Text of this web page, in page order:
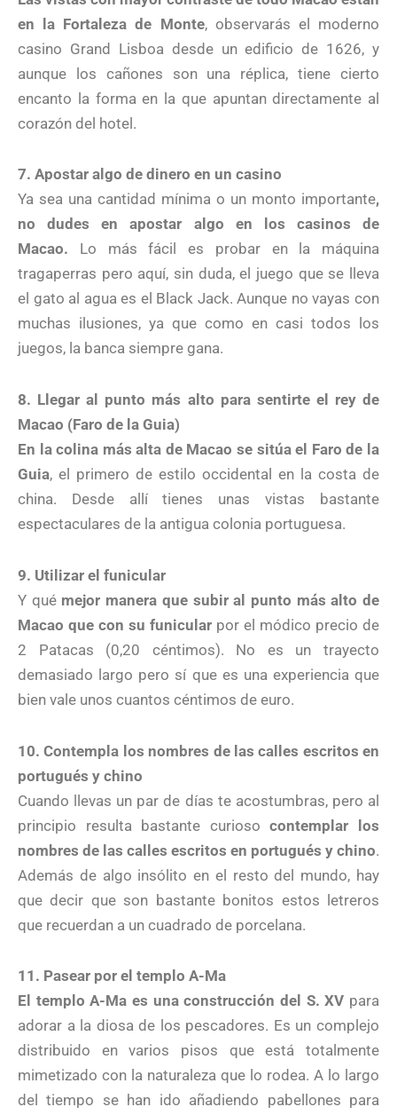
en la Fortaleza de Monte, observarás el moderno
casino Grand Lisboa desde un edificio de 1626, y
aunque los cañones son una réplica, tiene cierto
encanto la forma en la que apuntan directamente al
corazón del hotel.
7. Apostar algo de dinero en un casino
Ya sea una cantidad mínima o un monto importante,
no dudes en apostar algo en los casinos de
Macao. Lo más fácil es probar en la máquina
tragaperras pero aquí, sin duda, el juego que se lleva
el gato al agua es el Black Jack. Aunque no vayas con
muchas ilusiones, ya que como en casi todos los
juegos, la banca siempre gana.
8. Llegar al punto más alto para sentirte el rey de
Macao (Faro de la Guia)
En la colina más alta de Macao se sitúa el Faro de la
Guia, el primero de estilo occidental en la costa de
china. Desde allí tienes unas vistas bastante
espectaculares de la antigua colonia portuguesa.
9. Utilizar el funicular
Y qué mejor manera que subir al punto más alto de
Macao que con su funicular por el módico precio de
2 Patacas (0,20 céntimos). No es un trayecto
demasiado largo pero sí que es una experiencia que
bien vale unos cuantos céntimos de euro.
10. Contempla los nombres de las calles escritos en
portugués y chino
Cuando llevas un par de días te acostumbras, pero al
principio resulta bastante curiosocontemplar los
nombres de las calles escritos en portugués y chino.
Además de algo insólito en el resto del mundo, hay
que decir que son bastante bonitos estos letreros
que recuerdan a un cuadrado de porcelana.
11. Pasear por el templo A-Ma
El templo A-Ma es una construcción del S. XV para
adorar a la diosa de los pescadores. Es un complejo
distribuido en varios pisos que está totalmente
mimetizado con la naturaleza que lo rodea. A lo largo
del tiempo se han ido añadiendo pabellones para